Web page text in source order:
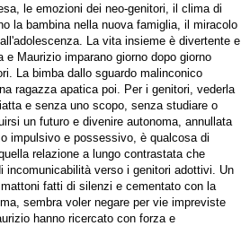
le emozioni dei neo-genitori, il clima di
la bambina nella nuova famiglia, il miracolo
La vita insieme è divertente e
Maurizio imparano giorno dopo giorno
La bimba dallo sguardo malinconico
ragazza apatica poi. Per i genitori, vederla
e senza uno scopo, senza studiare o
un futuro e divenire autonoma, annullata
impulsivo e possessivo, è qualcosa di
relazione a lungo contrastata che
incomunicabilità verso i genitori adottivi. Un
fatti di silenzi e cementato con la
sembra voler negare per vie impreviste
hanno ricercato con forza e